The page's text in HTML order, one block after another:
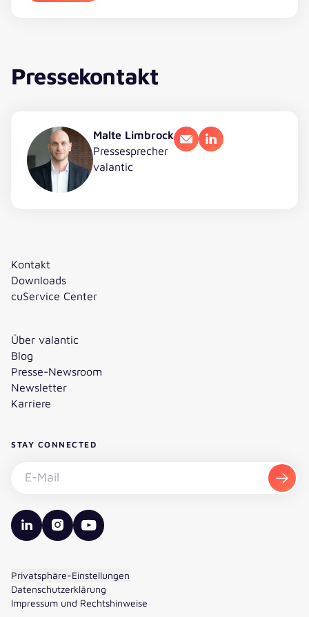
Pressekontakt
Malte Limbrock
Pressesprecher
valantic
E-MailLinkedIn
Kontakt
Downloads
cuService Center
Über valantic
Blog
Presse-Newsroom
Newsletter
Karriere
STAY CONNECTED
valantic LinkedIn
valantic Instagram
valantic YouTube
Privatsphäre-Einstellungen
Datenschutzerklärung
Impressum und Rechtshinweise